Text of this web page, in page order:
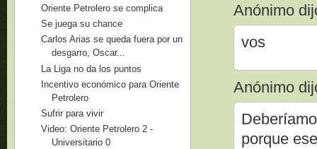
Anónimo
vos
Anónimo
porque
Oriente Petrolero se complica
Se juega su chance
Carlos Arias se queda fuera por un
desgarro, Oscar...
La Liga no da los puntos
Incentivo económico para Oriente
Petrolero
Sufrir para vivir
Video: Oriente Petrolero 2 -
Universitario 0